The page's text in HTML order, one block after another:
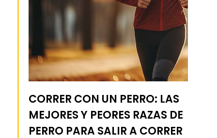
CORRER CON UN PERRO: LAS
MEJORES Y PEORES RAZAS DE
PERRO PARA SALIR A CORRER